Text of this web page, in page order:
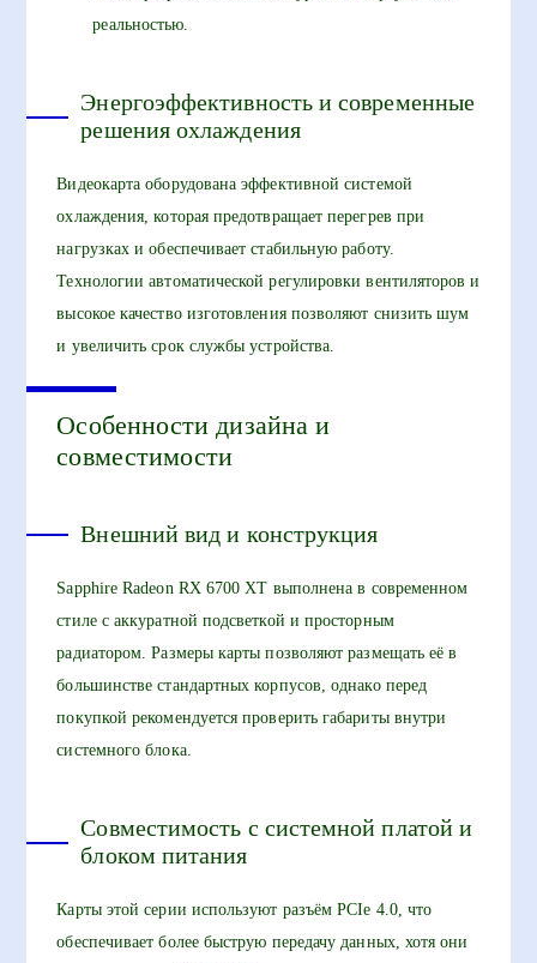
реальностью.
Энергоэффективность и современные
решения охлаждения
Видеокарта оборудована эффективной системой
охлаждения, которая предотвращает перегрев при
нагрузках и обеспечивает стабильную работу.
Технологии автоматической регулировки вентиляторов и
высокое качество изготовления позволяют снизить шум
и увеличить срок службы устройства.
Особенности дизайна и
совместимости
Внешний вид и конструкция
Sapphire Radeon RX 6700 XT выполнена в современном
стиле с аккуратной подсветкой и просторным
радиатором. Размеры карты позволяют размещать её в
большинстве стандартных корпусов, однако перед
покупкой рекомендуется проверить габариты внутри
системного блока.
Совместимость с системной платой и
блоком питания
Карты этой серии используют разъём PCIe 4.0, что
обеспечивает более быструю передачу данных, хотя они